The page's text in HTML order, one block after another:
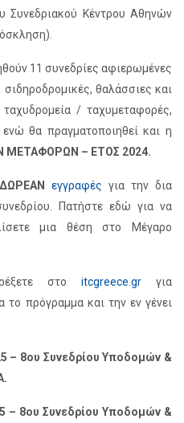
Συνεδριακού Κέντρου Αθηνών
11 συνεδρίες αφιερωμένες
θαλάσσιες και
/ ταχυμεταφορές,
θα πραγματοποιηθεί και η
ΜΕΤΑΦΟΡΩΝ – ΕΤΟΣ 2024.
ΔΩΡΕΑΝ εγγραφές για την δια
Πατήστε εδώ για να
μια θέση στο Μέγαρο
στο itcgreece.grγια
το πρόγραμμα και την εν γένει
– 8ου Συνεδρίου Υποδομών &
– 8ου Συνεδρίου Υποδομών &